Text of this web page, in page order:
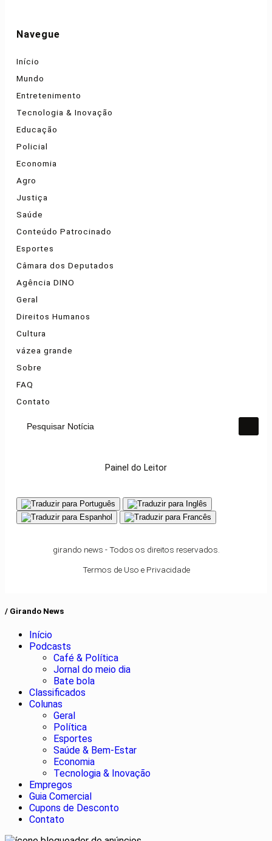
Navegue
Início
Mundo
Entretenimento
Tecnologia & Inovação
Educação
Policial
Economia
Agro
Justiça
Saúde
Conteúdo Patrocinado
Esportes
Câmara dos Deputados
Agência DINO
Geral
Direitos Humanos
Cultura
vázea grande
Sobre
FAQ
Contato
Pesquisar Notícia
Painel do Leitor
girando news - Todos os direitos reservados.
Termos de Uso e Privacidade
/ Girando News
Início
Podcasts
Café & Política
Jornal do meio dia
Bate bola
Classificados
Colunas
Geral
Política
Esportes
Saúde & Bem-Estar
Economia
Tecnologia & Inovação
Empregos
Guia Comercial
Cupons de Desconto
Contato